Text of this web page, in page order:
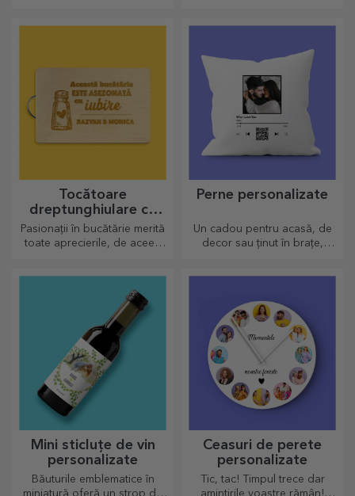
Tocătoare
dreptunghiulare cu
mâner personalizate
Pasionații în bucătărie merită
toate aprecierile, de aceea
Perne personalizate
Un cadou pentru acasă, de
decor sau ținut în brațe,
Mini sticluțe de vin
personalizate
Băuturile emblematice în
miniatură oferă un strop de
Ceasuri de perete
personalizate
Tic, tac! Timpul trece dar
amintirile voastre rămân!